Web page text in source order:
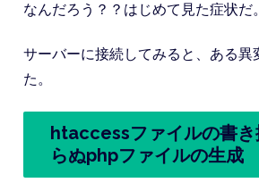
なんだろう？？はじめて見た症状だ。
サーバーに接続してみると、ある異
た。
htaccessファイルの書き
らぬphpファイルの生成